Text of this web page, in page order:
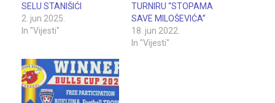
SELU STANIŠIĆI
2. jun 2025.
In "Vijesti"
TURNIRU “STOPAMA
SAVE MILOŠEVIĆA”
18. jun 2022.
In "Vijesti"